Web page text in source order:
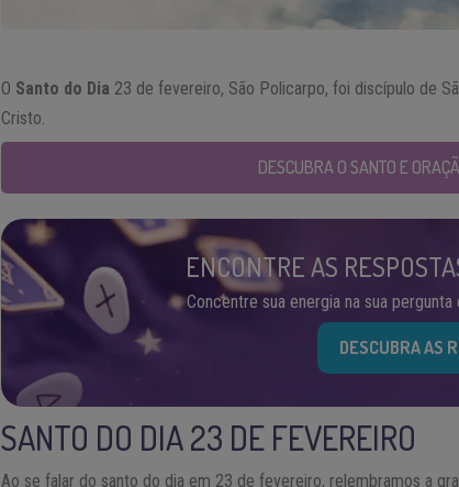
O Santo do Dia 23 de fevereiro, São Policarpo, foi discípulo de
Cristo.
DESCUBRA O SANTO E
ENCONTRE AS
Concentre sua energia na sua
DESCUBRA AS
SANTO DO DIA 23 DE FEVEREIRO
Ao se falar do santo do dia em 23 de fevereiro, relembramos a